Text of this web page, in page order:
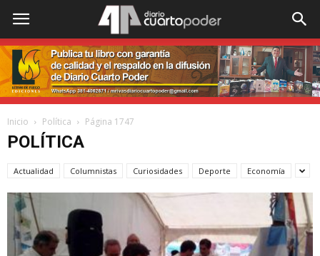
Inicio Política Página 1747
POLÍTICA
Actualidad Columnistas Curiosidades Deporte Economía